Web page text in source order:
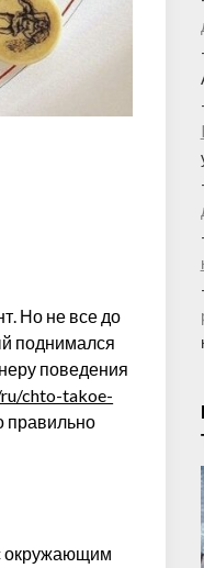
Но не все до
поднимался
поведения
chto-takoe-
правильно
окружающим